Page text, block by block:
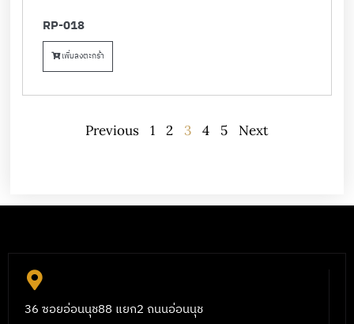
RP-018
เพิ่มลงตะกร้า
Previous 1 2 3 4 5 Next
36 ซอยอ่อนนุช88 แยก2 ถนนอ่อนนุช